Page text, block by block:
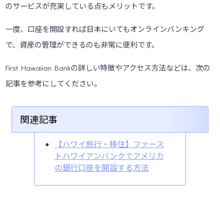
のサービスが充実している点もメリットです。
一度、口座を開設すれば日本にいてもオンラインバンキング
で、資産の管理ができるのも非常に便利です。
First Hawaiian Bankの詳しい特徴やアクセス方法などは、次の
記事を参考にしてください。
関連記事
【ハワイ旅行・移住】ファース
トハワイアンバンクでアメリカ
の銀行口座を開設する方法